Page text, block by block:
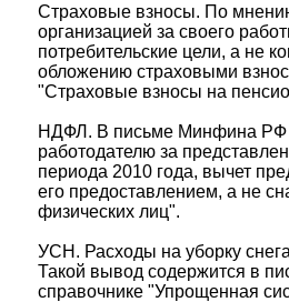
Страховые взносы. По
организацией за своего
потребительские цели, а не
обложению страховыми
"Страховые взносы на
НДФЛ. В письме Минфина РФ
работодателю за
периода 2010 года, вычет
его предоставлением, а не
физических лиц".
УСН. Расходы на уборку
Такой вывод содержится в
справочнике "Упрощенная